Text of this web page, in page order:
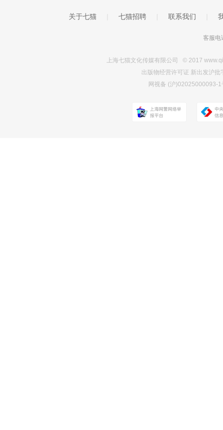
关于七猫 七猫招聘 联系我们
客服电
上海七猫文化传媒有限公司 © 2017
出版物经营许可证 新出发沪
网视备 (沪)02025000093-